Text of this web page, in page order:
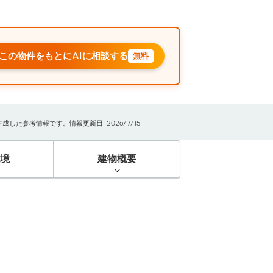
の物件をもとにAIに相談する 無料
した参考情報です。情報更新日: 2026/7/15
建物概要